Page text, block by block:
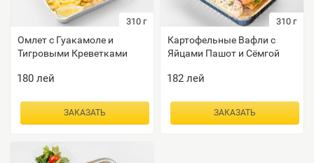
310 г
Омлет с Гуакамоле и
Тигровыми Креветками
180лей
ЗАКАЗАТЬ
310 г
Картофельные Вафли с
Яйцами Пашот и Сёмгой
182лей
ЗАКАЗАТЬ